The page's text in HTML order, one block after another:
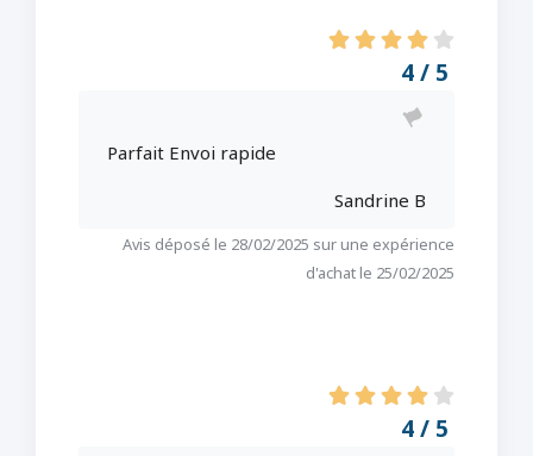
4 / 5
Parfait Envoi rapide
Sandrine B
Avis déposé le 28/02/2025 sur une expérience
d'achat le 25/02/2025
4 / 5